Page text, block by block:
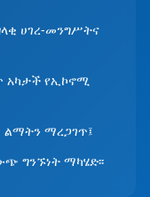
ሀገረ-መንግሥትና
አካታች የኢኮኖሚ
ልማትን ማረጋገጥ፤
ግንኙነት ማካሄድ፡፡